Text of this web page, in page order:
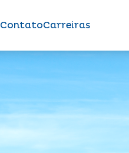
ContatoCarreiras